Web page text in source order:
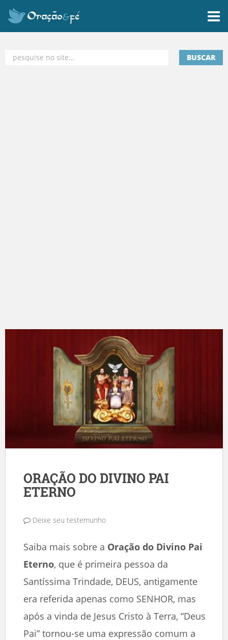
ORAÇÃO DO DIVINO PAI
ETERNO
Deixe seu testemunho
Saiba mais sobre a Oração do Divino Pai
Eterno, que é primeira pessoa da
Santíssima Trindade, DEUS, antigamente
era referida apenas como SENHOR, mas
após a vinda de Jesus Cristo à Terra, “Deus
Pai” tornou-se uma expressão comum a